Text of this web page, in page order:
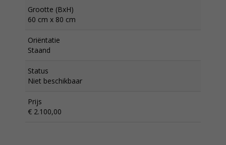
Grootte (BxH)
60 cm x 80 cm
Oriëntatie
Staand
Status
Niet beschikbaar
Prijs
€ 2.100,00